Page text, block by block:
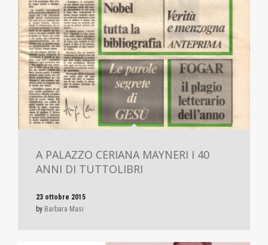
A PALAZZO CERIANA MAYNERI I 40
ANNI DI TUTTOLIBRI
23 ottobre 2015
by Barbara Masi